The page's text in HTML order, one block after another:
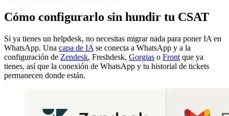
Cómo configurarlo sin hundir tu CSAT
Si ya tienes un helpdesk, no necesitas migrar nada para poner IA en
WhatsApp. Una capa de IA se conecta a WhatsApp y a la
configuración de Zendesk, Freshdesk, Gorgias o Front que ya
tienes, así que la conexión de WhatsApp y tu historial de tickets
permanecen donde están.